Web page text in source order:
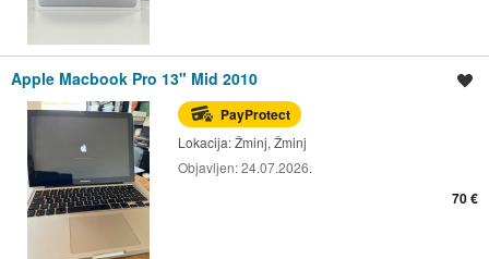
Apple Macbook Pro 13" Mid 2010
PayProtect
Lokacija:Žminj, Žminj
Objavljen:24.07.2026.
70 €